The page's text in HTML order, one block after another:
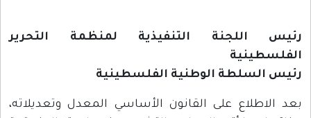
رئيس اللجنة التنفيذية لمنظمة التحرير
الفلسطينية
رئيس السلطة الوطنية الفلسطينية
بعد الاطلاع على القانون الأساسي المعدل وتعديلاته،